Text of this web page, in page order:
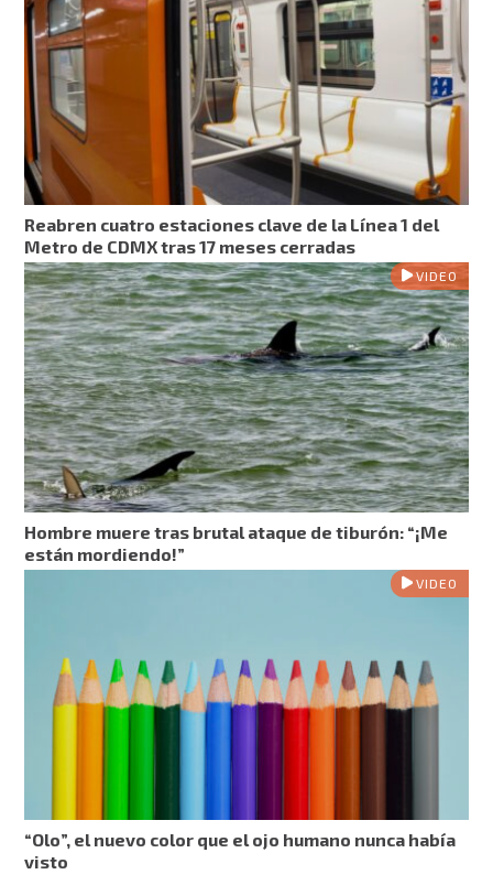
Reabren cuatro estaciones clave de la Línea 1 del
Metro de CDMX tras 17 meses cerradas
VIDEO
Hombre muere tras brutal ataque de tiburón: “¡Me
están mordiendo!”
VIDEO
“Olo”, el nuevo color que el ojo humano nunca había
visto